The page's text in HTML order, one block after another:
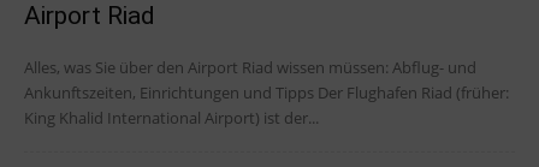
Airport Riad
Alles, was Sie über den Airport Riad wissen müssen: Abflug- und
Ankunftszeiten, Einrichtungen und Tipps Der Flughafen Riad (früher:
King Khalid International Airport) ist der...